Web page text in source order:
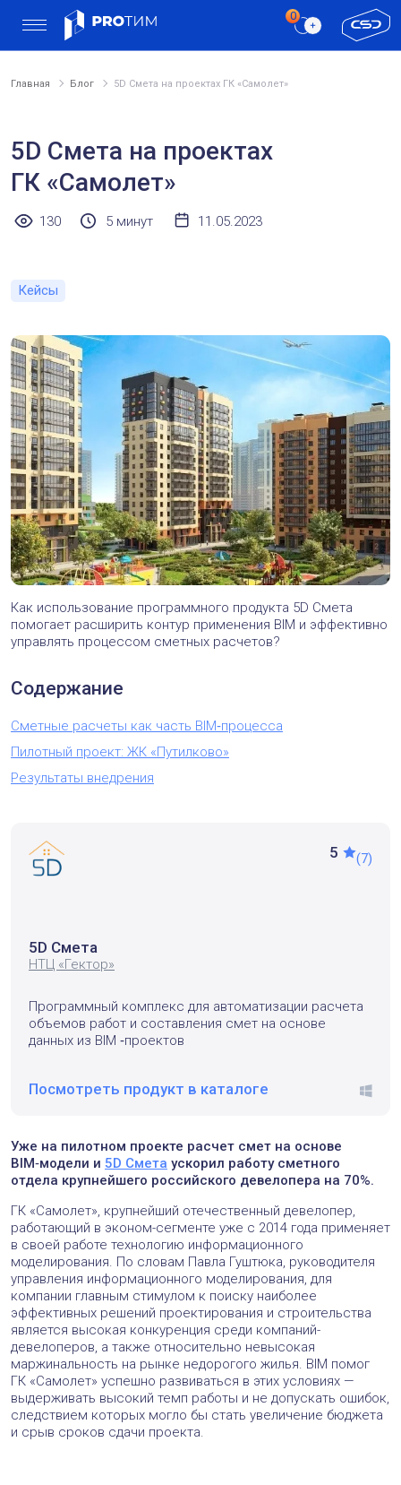
Главная Блог 5D Cмета на проектах ГК «Самолет»
5D Cмета на проектах
ГК «Самолет»
130 5 минут 11.05.2023
Кейсы
Как использование программного продукта 5D Cмета
помогает расширить контур применения BIM и эффективно
управлять процессом сметных расчетов?
Содержание
Сметные расчеты как часть BIM‑процесса
Пилотный проект: ЖК «Путилково»
Результаты внедрения
5 (7)
5D Смета
НТЦ «Гектор»
Программный комплекс для автоматизации расчета
объемов работ и составления смет на основе
данных из BIM ‑проектов
Посмотреть продукт в каталоге
Уже на пилотном проекте расчет смет на основе
BIM‑модели и 5D Смета ускорил работу сметного
отдела крупнейшего российского девелопера на 70%.
ГК «Самолет», крупнейший отечественный девелопер,
работающий в эконом-сегменте уже с 2014 года применяет
в своей работе технологию информационного
моделирования. По словам Павла Гуштюка, руководителя
управления информационного моделирования, для
компании главным стимулом к поиску наиболее
эффективных решений проектирования и строительства
является высокая конкуренция среди компаний-
девелоперов, а также относительно невысокая
маржинальность на рынке недорогого жилья. BIM помог
ГК «Самолет» успешно развиваться в этих условиях —
выдерживать высокий темп работы и не допускать ошибок,
следствием которых могло бы стать увеличение бюджета
и срыв сроков сдачи проекта.